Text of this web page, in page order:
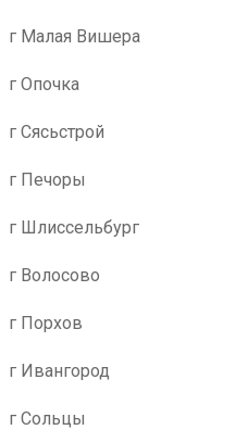
г Малая Вишера
г Опочка
г Сясьстрой
г Печоры
г Шлиссельбург
г Волосово
г Порхов
г Ивангород
г Сольцы